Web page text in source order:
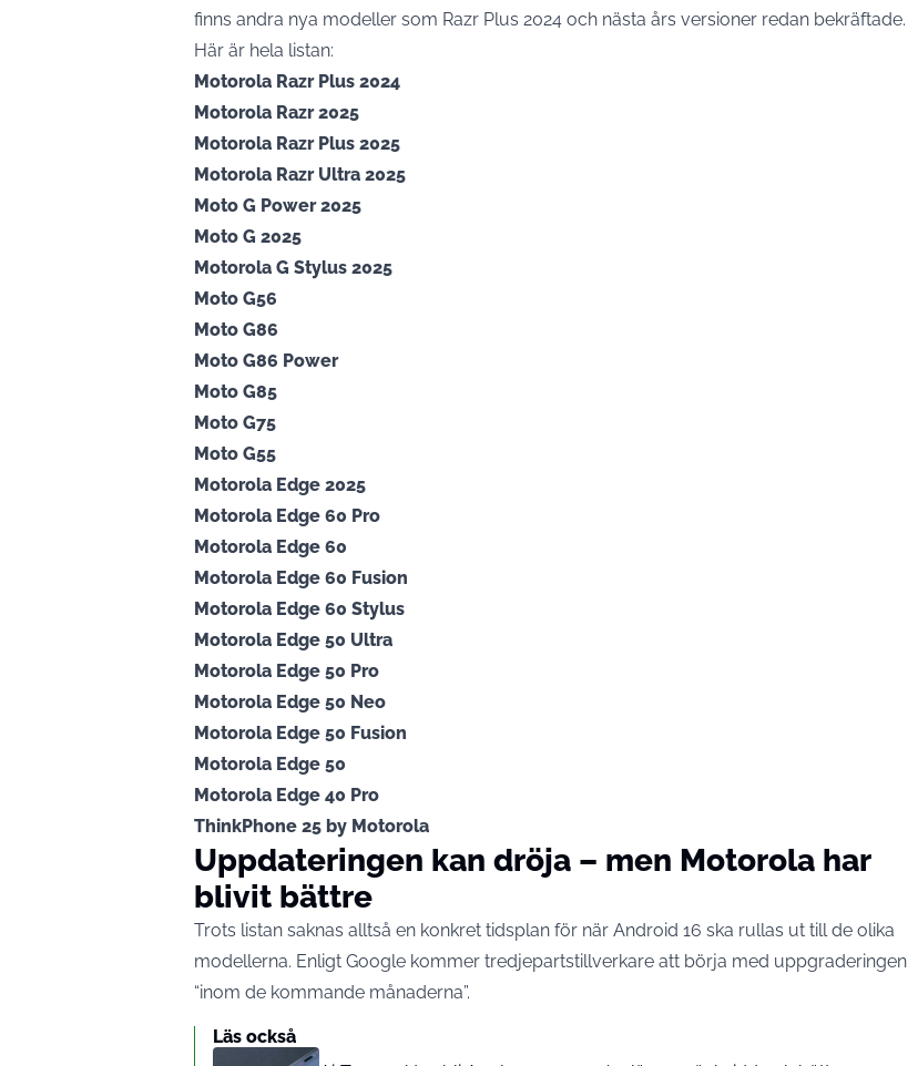
finns andra nya modeller som Razr Plus 2024 och nästa års versioner redan bekräftade.
Här är hela listan:
Motorola Razr Plus 2024
Motorola Razr 2025
Motorola Razr Plus 2025
Motorola Razr Ultra 2025
Moto G Power 2025
Moto G 2025
Motorola G Stylus 2025
Moto G56
Moto G86
Moto G86 Power
Moto G85
Moto G75
Moto G55
Motorola Edge 2025
Motorola Edge 60 Pro
Motorola Edge 60
Motorola Edge 60 Fusion
Motorola Edge 60 Stylus
Motorola Edge 50 Ultra
Motorola Edge 50 Pro
Motorola Edge 50 Neo
Motorola Edge 50 Fusion
Motorola Edge 50
Motorola Edge 40 Pro
ThinkPhone 25 by Motorola
Uppdateringen kan dröja – men Motorola har
blivit bättre
Trots listan saknas alltså en konkret tidsplan för när Android 16 ska rullas ut till de olika
modellerna. Enligt Google kommer tredjepartstillverkare att börja med uppgraderingen
“inom de kommande månaderna”.
Läs också